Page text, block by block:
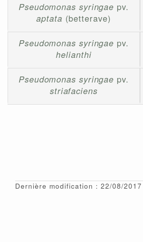
Pseudomonas syringae pv.
aptata (betterave)
Pseudomonas syringae pv.
helianthi
Pseudomonas syringae pv.
striafaciens
Dernière modification : 22/08/2017